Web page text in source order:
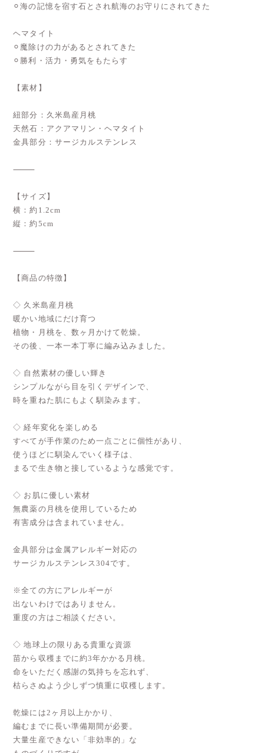
⚪︎海の記憶を宿す石とされ航海のお守りにされてきた
ヘマタイト
⚪︎魔除けの力があるとされてきた
⚪︎勝利・活力・勇気をもたらす
【素材】
紐部分：久米島産月桃
天然石：アクアマリン・ヘマタイト
金具部分：サージカルステンレス
⸻
【サイズ】
横：約1.2cm
縦：約5cm
⸻
【商品の特徴】
◇ 久米島産月桃
暖かい地域にだけ育つ
植物・月桃を、数ヶ月かけて乾燥。
その後、一本一本丁寧に編み込みました。
◇ 自然素材の優しい輝き
シンプルながら目を引くデザインで、
時を重ねた肌にもよく馴染みます。
◇ 経年変化を楽しめる
すべてが手作業のため一点ごとに個性があり、
使うほどに馴染んでいく様子は、
まるで生き物と接しているような感覚です。
◇ お肌に優しい素材
無農薬の月桃を使用しているため
有害成分は含まれていません。
金具部分は金属アレルギー対応の
サージカルステンレス304です。
※全ての方にアレルギーが
出ないわけではありません。
重度の方はご相談ください。
◇ 地球上の限りある貴重な資源
苗から収穫までに約3年かかる月桃。
命をいただく感謝の気持ちを忘れず、
枯らさぬよう少しずつ慎重に収穫します。
乾燥には2ヶ月以上かかり、
編むまでに長い準備期間が必要。
大量生産できない「非効率的」な